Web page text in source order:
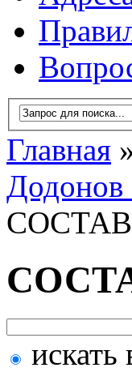
Главная
искать